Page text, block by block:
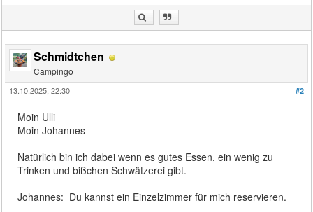
Schmidtchen
Campingo
#2
13.10.2025, 22:30
Moin Ulli
Moin Johannes
Natürlich bin ich dabei wenn es gutes Essen, ein wenig zu
Trinken und bißchen Schwätzerei gibt.
Johannes: Du kannst ein Einzelzimmer für mich reservieren.